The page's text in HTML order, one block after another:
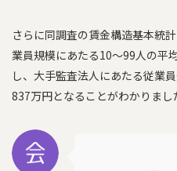
さらに同調査の賃金構造基本統
業員規模にあたる10～99人の平
し、大手監査法人にあたる従業
837万円となることがわかりまし